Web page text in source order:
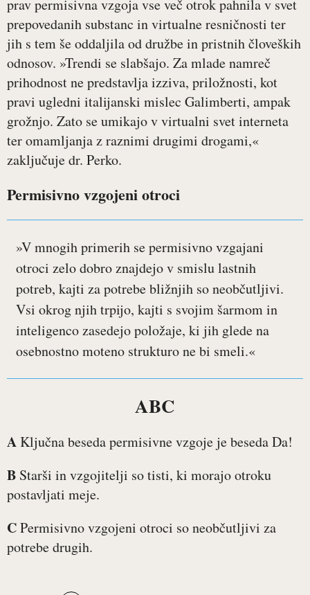
prav permisivna vzgoja vse več otrok pahnila v svet
prepovedanih substanc in virtualne resničnosti ter
jih s tem še oddaljila od družbe in pristnih človeških
odnosov. »Trendi se slabšajo. Za mlade namreč
prihodnost ne predstavlja izziva, priložnosti, kot
pravi ugledni italijanski mislec Galimberti, ampak
grožnjo. Zato se umikajo v virtualni svet interneta
ter omamljanja z raznimi drugimi drogami,«
zaključuje dr. Perko.
Permisivno vzgojeni otroci
»V mnogih primerih se permisivno vzgajani
otroci zelo dobro znajdejo v smislu lastnih
potreb, kajti za potrebe bližnjih so neobčutljivi.
Vsi okrog njih trpijo, kajti s svojim šarmom in
inteligenco zasedejo položaje, ki jih glede na
osebnostno moteno strukturo ne bi smeli.«
ABC
AKljučna beseda permisivne vzgoje je beseda Da!
B Starši in vzgojitelji so tisti, ki morajo otroku
postavljati meje.
CPermisivno vzgojeni otroci so neobčutljivi za
potrebe drugih.